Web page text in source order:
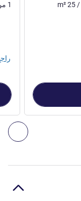
m²25/ 1 من الأشخاص كحد أقصى